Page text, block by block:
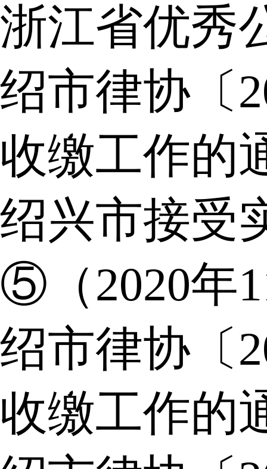
浙江省优秀
绍市律协〔
收缴工作的
绍兴市接受
⑤（2020年
绍市律协〔
收缴工作的